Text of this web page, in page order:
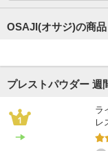
OSAJI(オサジ)の商品
プレストパウダー 週
ラ
レ